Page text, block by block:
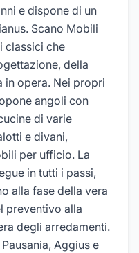
e dispone di un
Scano Mobili
classici che
della
in opera. Nei propri
angoli con
di varie
e divani,
per ufficio. La
in tutti i passi,
alla fase della vera
preventivo alla
degli arredamenti.
Aggius e